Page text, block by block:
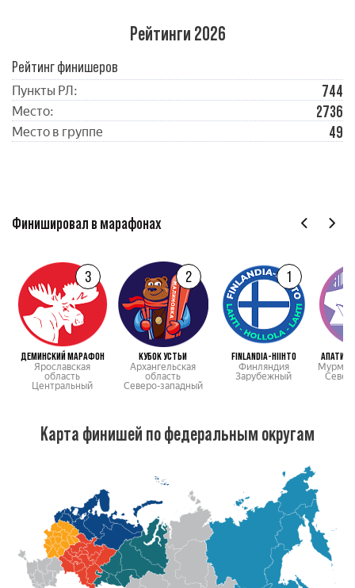
Рейтинги 2026
Рейтинг финишеров
Пункты РЛ: 744
Место: 2736
Место в группе 49
Финишировал в марафонах
3
ДЕМИНСКИЙ МАРАФОН
Ярославская
область
Центральный
2
КУБОК УСТЬИ
Архангельская
область
Северо-западный
1
FINLANDIA-HIIHTO
Финляндия
Зарубежный
Карта финишей по федеральным округам